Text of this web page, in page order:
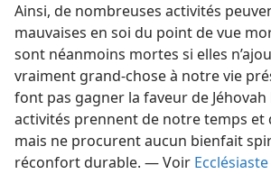
Ainsi, de nombreuses activités
mauvaises en soi du point de vue
sont néanmoins mortes si elles
vraiment grand-chose à notre vie
font pas gagner la faveur de Jéhovah
activités prennent de notre temps et
mais ne procurent aucun bienfait
réconfort durable. — Voir Ecclésiaste